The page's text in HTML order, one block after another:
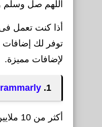
اللهم صل وسلم
لإضافات مميزة.
1.
أكثر